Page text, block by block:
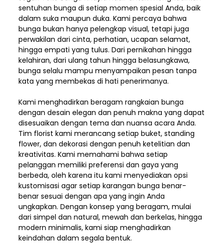
sentuhan bunga di setiap momen spesial Anda, baik
dalam suka maupun duka. Kami percaya bahwa
bunga bukan hanya pelengkap visual, tetapi juga
perwakilan dari cinta, perhatian, ucapan selamat,
hingga empati yang tulus. Dari pernikahan hingga
kelahiran, dari ulang tahun hingga belasungkawa,
bunga selalu mampu menyampaikan pesan tanpa
kata yang membekas di hati penerimanya.
Kami menghadirkan beragam rangkaian bunga
dengan desain elegan dan penuh makna yang dapat
disesuaikan dengan tema dan nuansa acara Anda.
Tim florist kami merancang setiap buket, standing
flower, dan dekorasi dengan penuh ketelitian dan
kreativitas. Kami memahami bahwa setiap
pelanggan memiliki preferensi dan gaya yang
berbeda, oleh karena itu kami menyediakan opsi
kustomisasi agar setiap karangan bunga benar-
benar sesuai dengan apa yang ingin Anda
ungkapkan. Dengan konsep yang beragam, mulai
dari simpel dan natural, mewah dan berkelas, hingga
modern minimalis, kami siap menghadirkan
keindahan dalam segala bentuk.